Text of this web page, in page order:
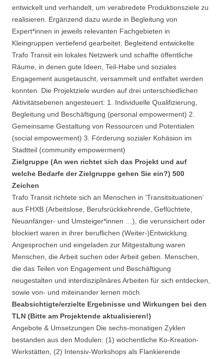
entwickelt und verhandelt, um verabredete Produktionsziele zu
realisieren. Ergänzend dazu wurde in Begleitung von
Expert*innen in jeweils relevanten Fachgebieten in
Kleingruppen vertiefend gearbeitet. Begleitend entwickelte
Trafo Transit ein lokales Netzwerk und schaffte öffentliche
Räume, in denen gute Ideen, Teil-Habe und soziales
Engagement ausgetauscht, versammelt und entfaltet werden
konnten. Die Projektziele wurden auf drei unterschiedlichen
Aktivitätsebenen angesteuert: 1. Individuelle Qualifizierung,
Begleitung und Beschäftigung (personal empowerment) 2.
Gemeinsame Gestaltung von Ressourcen und Potentialen
(social empowerment) 3. Förderung sozialer Kohäsion im
Stadtteil (community empowerment)
Zielgruppe (An wen richtet sich das Projekt und auf
welche Bedarfe der Zielgruppe gehen Sie ein?) 500
Zeichen
Trafo Transit richtete sich an Menschen in ‘Transitsituationen‘
aus FHXB (Arbeitslose, Berufsrückkehrende, Geflüchtete,
Neuanfänger- und Umsteiger*innen …), die verunsichert oder
blockiert waren in ihrer beruflichen (Weiter-)Entwicklung.
Angesprochen und eingeladen zur Mitgestaltung waren
Menschen, die Arbeit suchen oder Arbeit geben. Menschen,
die das Teilen von Engagement und Beschäftigung
neugestalten und interdisziplinäres Arbeiten für sich entdecken,
sowie von- und miteinander lernen möch
Beabsichtigte/erzielte Ergebnisse und Wirkungen bei den
TLN (Bitte am Projektende aktualisieren!)
Angebote & Umsetzungen Die sechs-monatigen Zyklen
bestanden aus den Modulen: (1) wöchentliche Ko-Kreation-
Werkstätten, (2) Intensiv-Workshops als Flankierende